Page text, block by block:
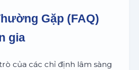
Gặp (FAQ)
gia
của các chỉ định lâm sàng